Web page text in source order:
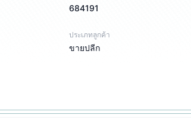
684191
ประเภทลูกค้า
ขายปลีก